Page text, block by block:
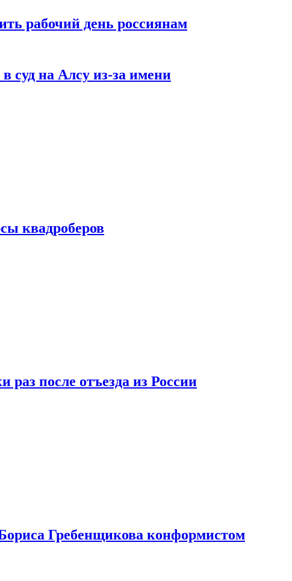
рабочий день россиянам
суд на Алсу из-за имени
квадроберов
раз после отъезда из России
Гребенщикова конформистом